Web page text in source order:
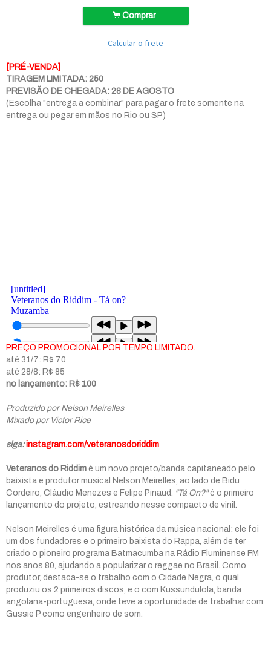
.Comprar
Calcular o frete
[PRÉ-VENDA]
TIRAGEM LIMITADA: 250
PREVISÃO DE CHEGADA: 28 DE AGOSTO
(Escolha "entrega a combinar" para pagar o frete somente na
entrega ou pegar em mãos no Rio ou SP)
PREÇO PROMOCIONAL POR TEMPO LIMITADO.
até 31/7: R$ 70
até 28/8: R$ 85
no lançamento: R$ 100
Produzido por Nelson Meirelles
Mixado por Victor Rice
siga:instagram.com/veteranosdoriddim
Veteranos do Riddim é um novo projeto/banda capitaneado pelo
baixista e produtor musical Nelson Meirelles, ao lado de Bidu
Cordeiro, Cláudio Menezes e Felipe Pinaud. "Tá On?"é o primeiro
lançamento do projeto, estreando nesse compacto de vinil.
Nelson Meirelles é uma figura histórica da música nacional: ele foi
um dos fundadores e o primeiro baixista do Rappa, além de ter
criado o pioneiro programa Batmacumba na Rádio Fluminense FM
nos anos 80, ajudando a popularizar o reggae no Brasil. Como
produtor, destaca-se o trabalho com o Cidade Negra, o qual
produziu os 2 primeiros discos, e o com Kussundulola, banda
angolana-portuguesa, onde teve a oportunidade de trabalhar com
Gussie P como engenheiro de som.